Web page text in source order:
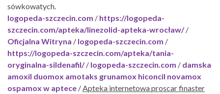
sówkowatych.
logopeda-szczecin.com / https://logopeda-
szczecin.com/apteka/linezolid-apteka-wrocław//
Oficjalna Witryna / logopeda-szczecin.com /
https://logopeda-szczecin.com/apteka/tania-
oryginalna-sildenafil// logopeda-szczecin.com / damska
amoxil duomox amotaks grunamox hiconcil novamox
ospamox w aptece / Apteka internetowa proscar finaster